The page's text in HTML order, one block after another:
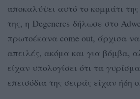
αποκαλύψει αυτό το κομμάτι
της, η Degeneres δήλωσε στο
πρωτοέκανα come out, άρχισα
απειλές, ακόμα και για βόμβα,
είχαν υπολογίσει ότι τα
επεισόδια της σειράς είχαν ήδη